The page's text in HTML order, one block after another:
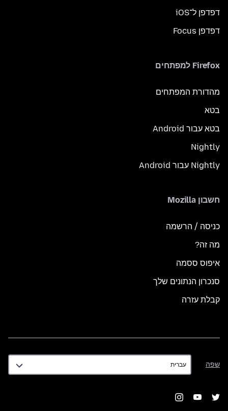
דפדפן ל־iOS
דפדפן Focus
Firefox למפתחים
מהדורת המפתחים
בטא
בטא עבור Android
Nightly
Nightly עבור Android
חשבון Mozilla
כניסה / הרשמה
מה זה?
איפוס ססמה
סנכרון הנתונים שלך
קבלת עזרה
שפה
שפה